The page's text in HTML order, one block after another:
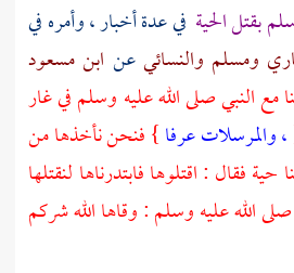
بقتل الحية في عدة أخبار ، وأمره في
ومسلم والنسائيعن ابن مسعود
مع النبي صلى الله عليه وسلم في غار
، والمرسلات عرفا} فنحن نأخذها من
فقال : اقتلوها فابتدرناها لنقتلها
الله عليه وسلم : وقاها الله شركم